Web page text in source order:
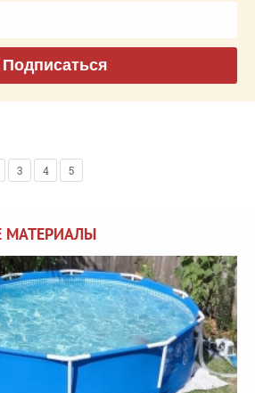
Подписаться
3 4 5
МАТЕРИАЛЫ